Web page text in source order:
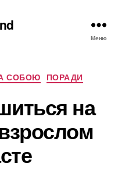
Меню
СОБОЮ ПОРАДИ
на